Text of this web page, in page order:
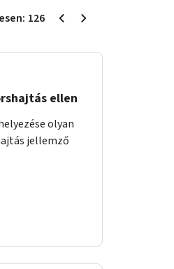
126
ellen
olyan
jellemző